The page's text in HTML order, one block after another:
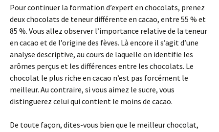
Pour continuer la formation d’expert en chocolats, prenez
deux chocolats de teneur différente en cacao, entre 55 % et
85 %. Vous allez observer l’importance relative de la teneur
en cacao et de l’origine des fèves. Là encore il s’agit d’une
analyse descriptive, au cours de laquelle on identifie les
arômes perçus et les différences entre les chocolats. Le
chocolat le plus riche en cacao n’est pas forcément le
meilleur. Au contraire, si vous aimez le sucre, vous
distinguerez celui qui contient le moins de cacao.
De toute façon, dites-vous bien que le meilleur chocolat,